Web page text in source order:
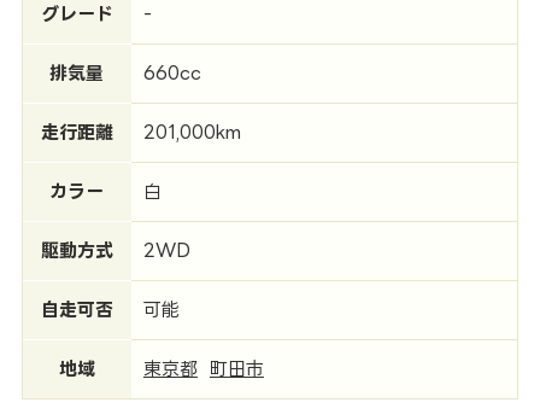
グレード -
排気量 660cc
走行距離 201,000km
カラー 白
駆動方式 2WD
自走可否 可能
地域 東京都 町田市